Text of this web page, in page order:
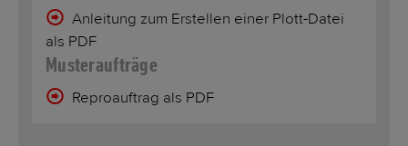
Anleitung zum Erstellen einer Plott-Datei
als PDF
Musteraufträge
Reproauftrag als PDF